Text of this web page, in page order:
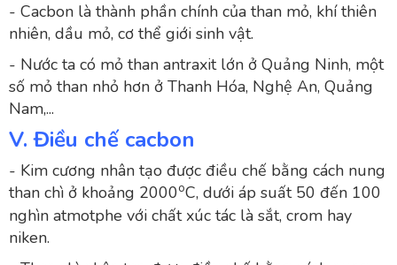
- Cacbon là thành phần chính của than mỏ, khí thiên
nhiên, dầu mỏ, cơ thể giới sinh vật.
- Nước ta có mỏ than antraxit lớn ở Quảng Ninh, một
số mỏ than nhỏ hơn ở Thanh Hóa, Nghệ An, Quảng
Nam,...
V. Điều chế cacbon
- Kim cương nhân tạo được điều chế bằng cách nung
than chì ở khoảng 2000oC, dưới áp suất 50 đến 100
nghìn atmotphe với chất xúc tác là sắt, crom hay
niken.